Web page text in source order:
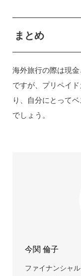
まとめ
海外旅行の際は現
ですが、プリペイ
り、自分にとって
でしょう。
今関 倫子
ファイナンシャ